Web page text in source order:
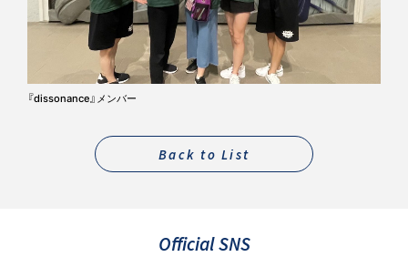
『dissonance』メンバー
Back to List
Official SNS